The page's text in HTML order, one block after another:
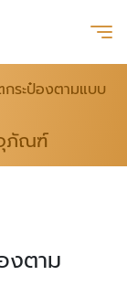
ระป๋องตามแบบ
ภัณฑ์
งตาม